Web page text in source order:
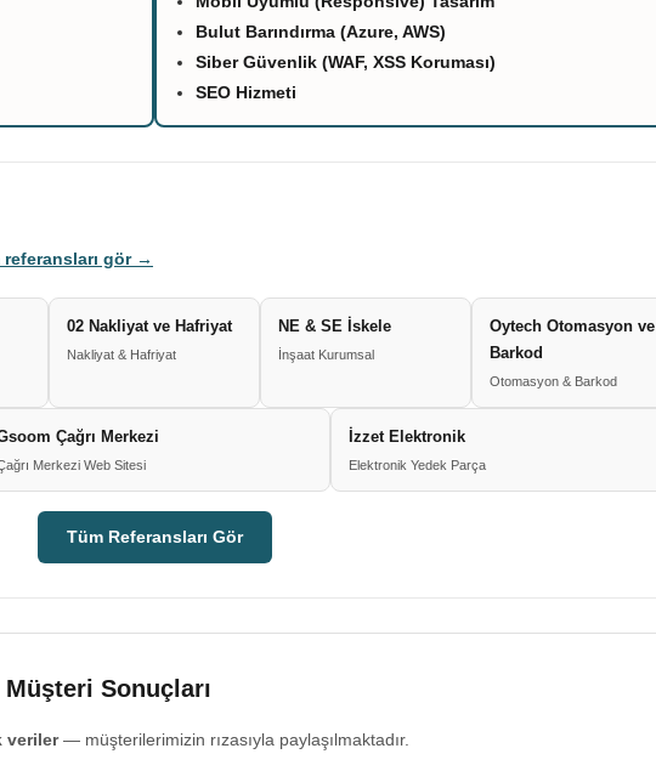
Bulut Barındırma (Azure, AWS)
Siber Güvenlik (WAF, XSS Koruması)
SEO Hizmeti
referansları gör →
02 Nakliyat ve Hafriyat
Nakliyat & Hafriyat
NE & SE İskele
İnşaat Kurumsal
Oytech Otomasyon ve
Barkod
Otomasyon & Barkod
Çağrı Merkezi
Merkezi Web Sitesi
İzzet Elektronik
Elektronik Yedek Parça
Tüm Referansları Gör
Sonuçları
veriler— müşterilerimizin rızasıyla paylaşılmaktadır.